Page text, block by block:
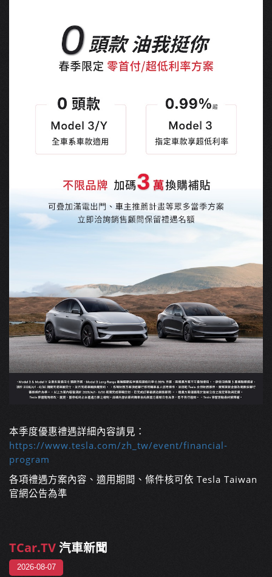
本季度優惠禮遇詳細內容請見：
https://www.tesla.com/zh_tw/event/financial-
program
各項禮遇方案內容、適用期間、條件核可依 Tesla Taiwan
官網公告為準
TCar.TV汽車新聞
2026-08-07